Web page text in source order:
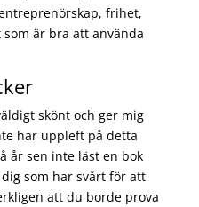
frihet,
som är bra att använda
skönt och ger mig
har uppleft på detta
år sen inte läst en bok
som har svårt för att
att du borde prova